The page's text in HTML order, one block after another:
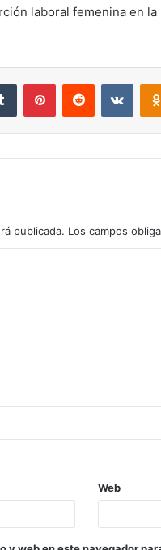
laboral femenina en
publicada. Los campos
Web